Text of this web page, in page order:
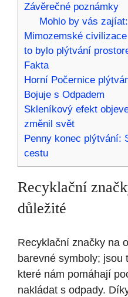
Závěrečné poznámky
Mohlo by vás zajíat:
Mimozemské
to bylo plýtvání
Fakta
Horní Počernice
Bojuje s Odpadem
Skleníkový efekt
změnil svět
Penny konec plýtvání:
cestu
Recyklační
důležité
Recyklační značky na
barevné symboly; jsou
které nám pomáhají
nakládat s odpady.